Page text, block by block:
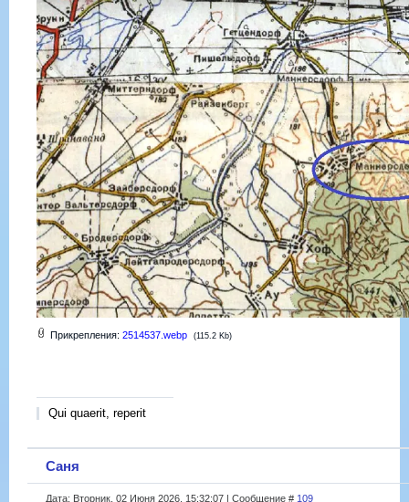
Прикрепления: 2514537.webp (115.2 Kb)
Qui quaerit, reperit
Саня
Дата: Вторник, 02 Июня 2026, 15:32:07 | Сообщение # 109